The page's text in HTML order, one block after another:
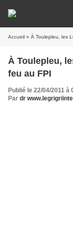
Accueil » À Toulepleu, les
À Toulepleu,
feu au FPI
Publié le 22/04/2011 à
Par dr